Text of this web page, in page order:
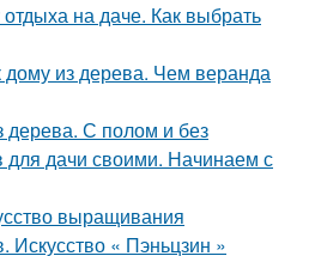
отдыха на даче. Как выбрать
из дерева. Чем веранда
дерева. С полом и без
для дачи своими. Начинаем с
выращивания
« Пэньцзин »